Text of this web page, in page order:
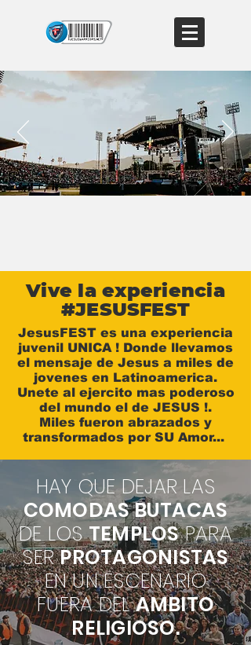
Vive la experiencia
#JESUSFEST
JesusFEST es una experiencia
juvenil UNICA ! Donde llevamos
el mensaje de Jesus a miles de
jovenes en Latinoamerica.
Unete al ejercito mas poderoso
del mundo el de JESUS !.
Miles fueron abrazados y
transformados por SU Amor...
HAY QUE DEJAR LAS
COMODAS BUTACAS
DE LOSTEMPLOSPARA
SERPROTAGONISTAS
EN UN ESCENARIO
FUERA DELAMBITO
RELIGIOSO.